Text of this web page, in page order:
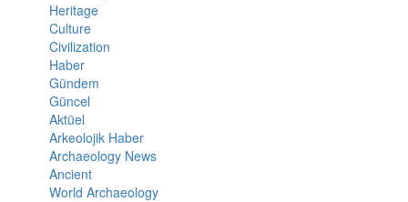
Heritage
Culture
Civilization
Haber
Gündem
Güncel
Aktüel
Arkeolojik Haber
Archaeology News
Ancient
World Archaeology